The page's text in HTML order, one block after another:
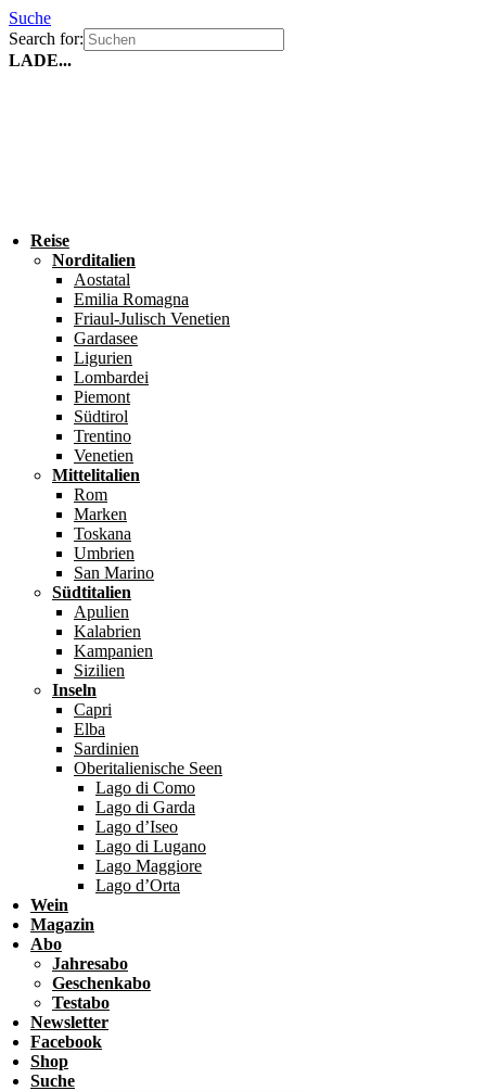
Suche
Search for:
LADE...
Reise
Norditalien
Aostatal
Emilia Romagna
Friaul-Julisch Venetien
Gardasee
Ligurien
Lombardei
Piemont
Südtirol
Trentino
Venetien
Mittelitalien
Rom
Marken
Toskana
Umbrien
San Marino
Südtitalien
Apulien
Kalabrien
Kampanien
Sizilien
Inseln
Capri
Elba
Sardinien
Oberitalienische Seen
Lago di Como
Lago di Garda
Lago d’Iseo
Lago di Lugano
Lago Maggiore
Lago d’Orta
Wein
Magazin
Abo
Jahresabo
Geschenkabo
Testabo
Newsletter
Facebook
Shop
Suche